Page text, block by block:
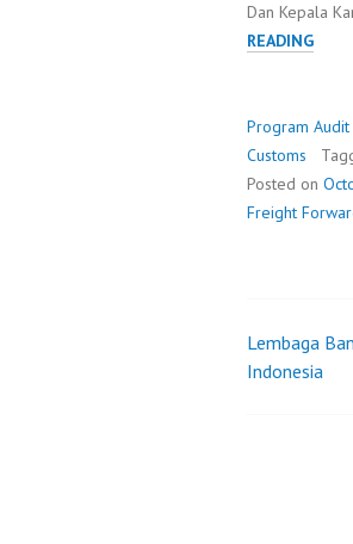
Dan Kepala
READING
DAN
Program Audit
Customs
Posted on
Freight
Post
Lembaga
Indonesia